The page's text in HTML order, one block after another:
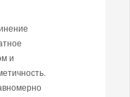
и